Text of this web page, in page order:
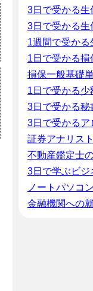
3日で受かる生
3日で受かる生
1週間で受かる
1日で受かる損
損保一般基礎
1日で受かる少
3日で受かる秘
3日で受かるア
証券アナリス
不動産鑑定士
3日で学ぶビジ
ノートパソコ
金融機関への